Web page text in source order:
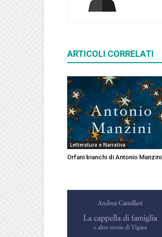
ARTICOLI CORRELATI
Letteratura e Narrativa
Orfani bianchi di Antonio Manzini